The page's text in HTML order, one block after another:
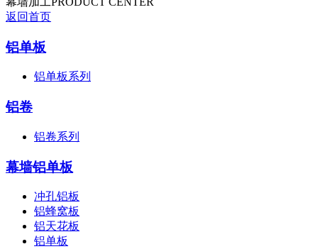
返回首页
铝单板
铝单板系列
铝卷
铝卷系列
幕墙铝单板
冲孔铝板
铝蜂窝板
铝天花板
铝单板